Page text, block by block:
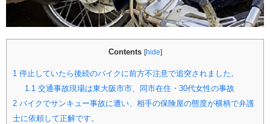
Contents [hide]
1 停止していたら後続のバイクに前方不注意で追突されました。
1.1交通事故現場は東大阪市市、同市在住・30代女性の事故
2 バイクでサンキュー事故に遭い、相手の保険屋の態度が横柄で弁護
士に依頼して正解です。